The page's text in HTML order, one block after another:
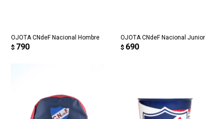
OJOTA CNdeF Nacional Hombre
$ 790
OJOTA CNdeF Nacional Junior
$ 690